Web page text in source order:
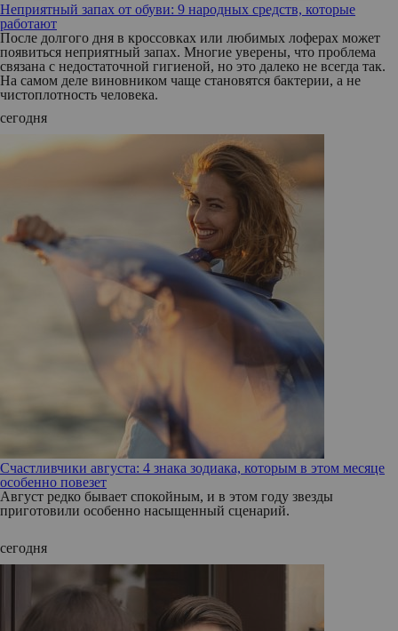
Неприятный запах от обуви: 9 народных средств, которые
работают
После долгого дня в кроссовках или любимых лоферах может
появиться неприятный запах. Многие уверены, что проблема
связана с недостаточной гигиеной, но это далеко не всегда так.
На самом деле виновником чаще становятся бактерии, а не
чистоплотность человека.
сегодня
Счастливчики августа: 4 знака зодиака, которым в этом месяце
особенно повезет
Август редко бывает спокойным, и в этом году звезды
приготовили особенно насыщенный сценарий.
сегодня